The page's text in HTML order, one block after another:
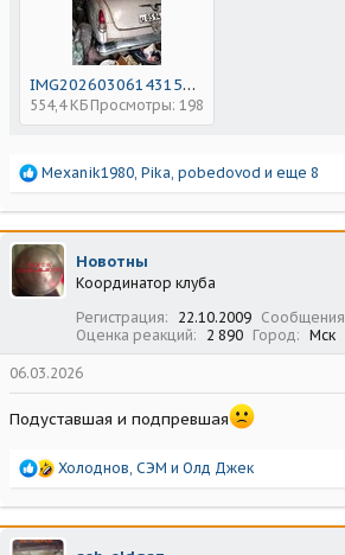
IMG20260306143159.jpg
554,4 КБ Просмотры: 198
Р
а
к
ц
и
и
Mexanik1980, Pika, pobedovod и еще 8
Новотны
Координатор клуба
Регистрация
22.10.2009 Сообщения
Оценка реакций
2 890 Город Мск
06.03.2026
Подуставшая и подпревшая
Р
а
к
ц
Холоднов, СЭМ и Олд Джек